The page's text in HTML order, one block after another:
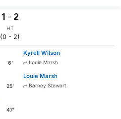
1 - 2
HT
(0 - 2)
6'
Kyrell Wilson
Louie Marsh
25'
Louie Marsh
Barney Stewart
47'